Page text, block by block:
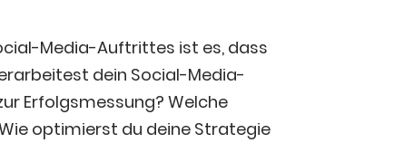
Media-Auf­trit­tes ist es, dass
dein Social-Media-
Erfolgs­mes­sung? Wel­che
opti­mierst du dei­ne Stra­te­gie